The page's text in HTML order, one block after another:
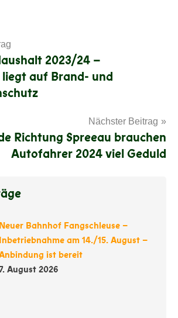
2023/24 –
auf Brand- und
Nächster Beitrag
Richtung Spreeau brauchen
Autofahrer 2024 viel Geduld
Neuer Bahnhof Fangschleuse –
Inbetriebnahme am 14./15. August –
ist bereit
August 2026